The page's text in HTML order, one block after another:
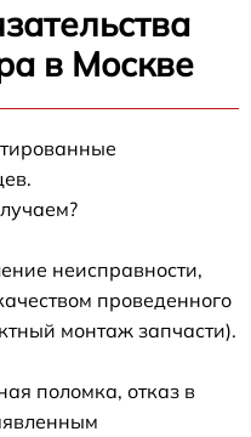
в Москве
неисправности,
проведенного
монтаж запчасти).
поломка, отказ в